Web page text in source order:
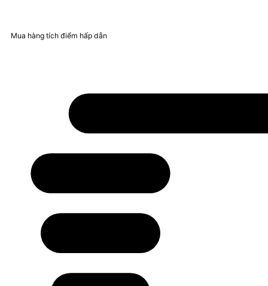
Mua hàng tích điểm hấp dẫn